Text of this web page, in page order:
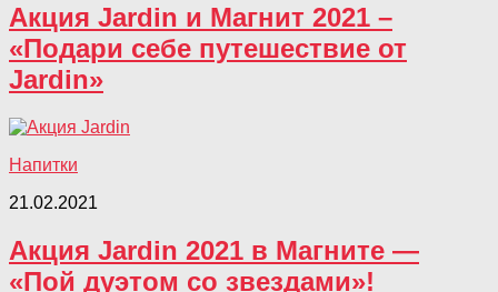
Акция Jardin и Магнит 2021 –
«Подари себе путешествие от
Jardin»
Напитки
21.02.2021
Акция Jardin 2021 в Магните —
«Пой дуэтом со звездами»!